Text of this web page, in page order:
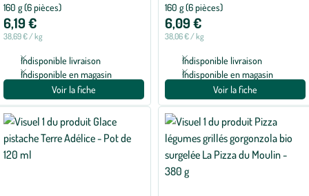
160 g (6 pièces)
6,19 €
38,69 € / kg
Indisponible livraison
Indisponible en magasin
Voir la fiche
160 g (6 pièces)
6,09 €
38,06 € / kg
Indisponible livraison
Indisponible en magasin
Voir la fiche